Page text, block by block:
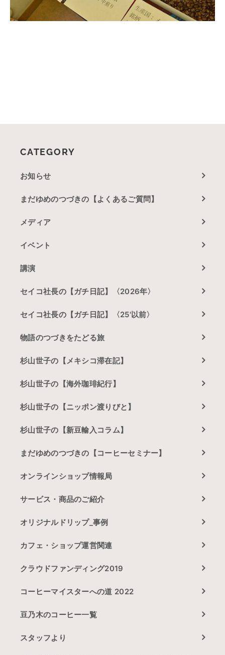
CATEGORY
お知らせ
まだゆめのつづきの【よくあるご質問】
メディア
イベント
講演
セイコ社長の【ガチ日記】〈2026年〉
セイコ社長の【ガチ日記】〈25'以前〉
物語のつづきをたどる旅
杉山世子の【メキシコ滞在記】
杉山世子の【海外珈琲紀行】
杉山世子の【ニッポン渡りびと】
杉山世子の【新豆輸入コラム】
まだゆめのつづきの【コーヒーセミナー】
オンラインショップ情報局
サービス・商品のご紹介
オリジナルドリップ_事例
カフェ・ショップ運営関連
クラウドファンディング2019
コーヒーマイスターへの道 2022
豆乃木のコーヒー一覧
スタッフより